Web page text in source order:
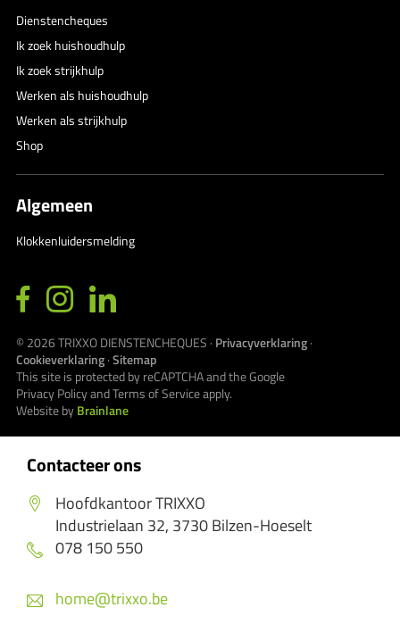
Contacteer ons
Hoofdkantoor TRIXXO
Industrielaan 32, 3730 Bilzen-Hoeselt
078 150 550
home@trixxo.be
Dienstencheques
Ik zoek huishoudhulp
Ik zoek strijkhulp
Werken als huishoudhulp
Werken als strijkhulp
Shop
Algemeen
Klokkenluidersmelding
© 2026TRIXXO DIENSTENCHEQUES · Privacyverklaring·
Cookieverklaring·Sitemap
This site is protected by reCAPTCHA and the Google
Privacy PolicyandTerms of Serviceapply.
Website byBrainlane